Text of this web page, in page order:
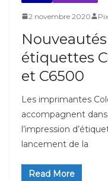
2 novembre 2020
étiquettes
et C6500
Les imprimantes
accompagnent
l’impression
lancement de la
Read More